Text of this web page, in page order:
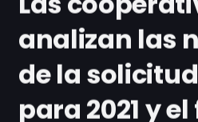
analizan las
de la
para 2021 y